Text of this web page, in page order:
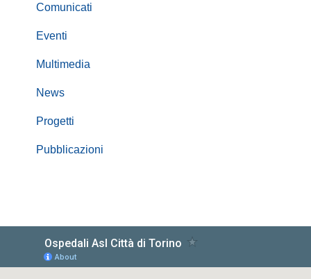
Comunicati
Eventi
Multimedia
News
Progetti
Pubblicazioni